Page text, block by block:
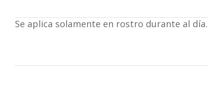
Se aplica solamente en rostro durante al día.